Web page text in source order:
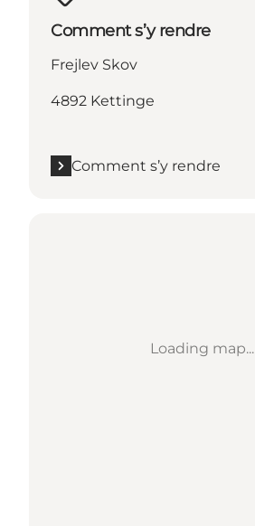
Comment s’y rendre
Frejlev Skov
4892 Kettinge
Comment s’y rendre
Loading map...